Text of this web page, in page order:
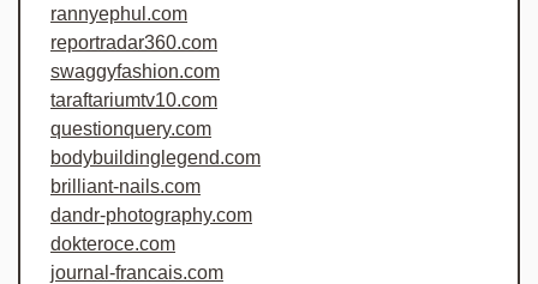
rannyephul.com
reportradar360.com
swaggyfashion.com
taraftariumtv10.com
questionquery.com
bodybuildinglegend.com
brilliant-nails.com
dandr-photography.com
dokteroce.com
journal-francais.com